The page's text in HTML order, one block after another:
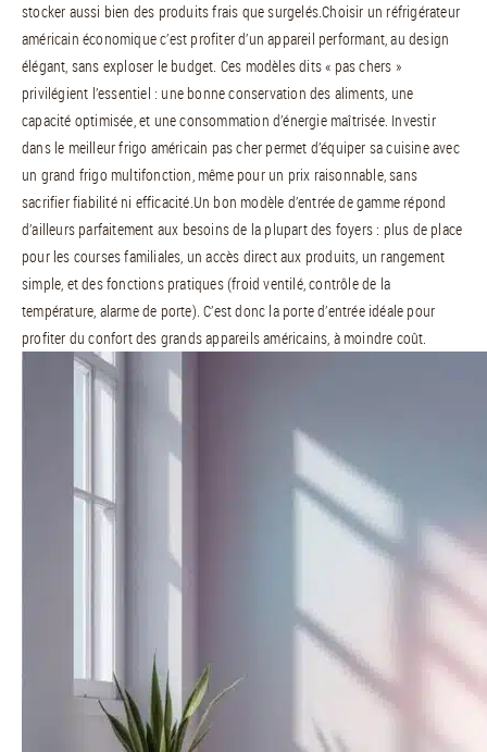
stocker aussi bien des produits frais que surgelés.Choisir un réfrigérateur
américain économique c’est profiter d’un appareil performant, au design
élégant, sans exploser le budget. Ces modèles dits « pas chers »
privilégient l’essentiel : une bonne conservation des aliments, une
capacité optimisée, et une consommation d’énergie maîtrisée. Investir
dans le meilleur frigo américain pas cher permet d’équiper sa cuisine avec
un grand frigo multifonction, même pour un prix raisonnable, sans
sacrifier fiabilité ni efficacité.Un bon modèle d’entrée de gamme répond
d’ailleurs parfaitement aux besoins de la plupart des foyers : plus de place
pour les courses familiales, un accès direct aux produits, un rangement
simple, et des fonctions pratiques (froid ventilé, contrôle de la
température, alarme de porte). C’est donc la porte d’entrée idéale pour
profiter du confort des grands appareils américains, à moindre coût.